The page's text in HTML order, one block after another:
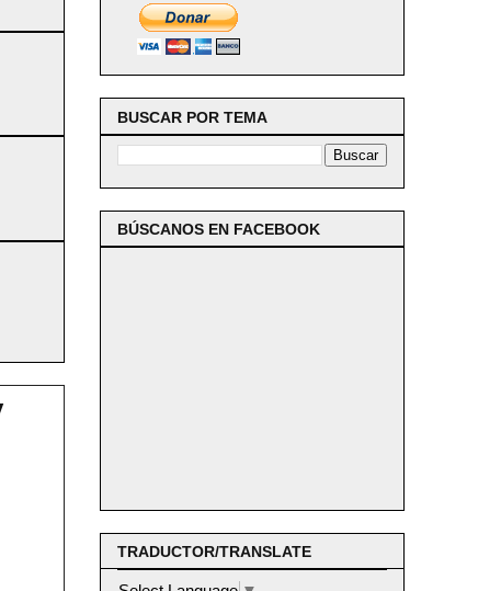
BUSCAR POR TEMA
BÚSCANOS EN FACEBOOK
TRADUCTOR/TRANSLATE